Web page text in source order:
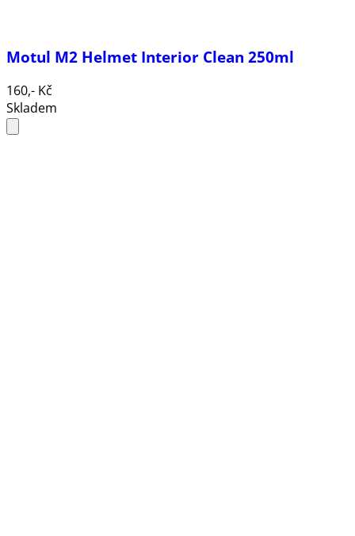
Motul M2 Helmet Interior Clean 250ml
160,- Kč
Skladem